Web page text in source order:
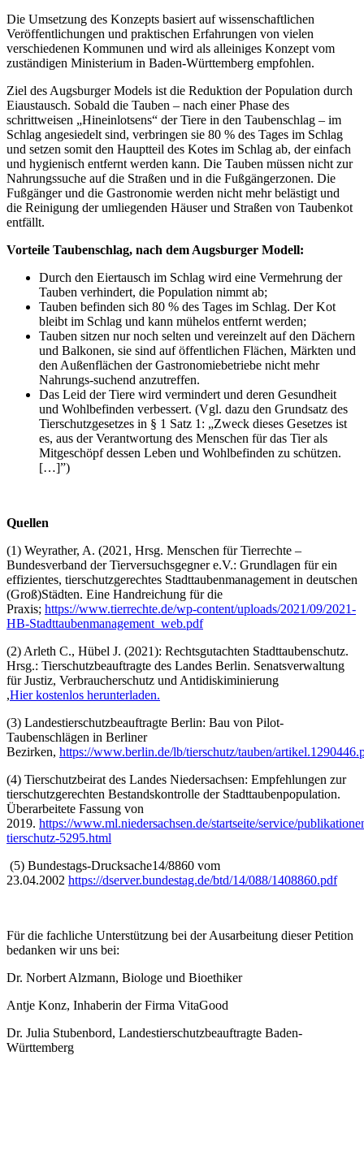
Die Umsetzung des Konzepts basiert auf wissenschaftlichen
Veröffentlichungen und praktischen Erfahrungen von vielen
verschiedenen Kommunen und wird als alleiniges Konzept vom
zuständigen Ministerium in Baden-Württemberg empfohlen.
Ziel des Augsburger Models ist die Reduktion der Population durch
Eiaustausch. Sobald die Tauben – nach einer Phase des
schrittweisen „Hineinlotsens“ der Tiere in den Taubenschlag – im
Schlag angesiedelt sind, verbringen sie 80 % des Tages im Schlag
und setzen somit den Hauptteil des Kotes im Schlag ab, der einfach
und hygienisch entfernt werden kann. Die Tauben müssen nicht zur
Nahrungssuche auf die Straßen und in die Fußgängerzonen. Die
Fußgänger und die Gastronomie werden nicht mehr belästigt und
die Reinigung der umliegenden Häuser und Straßen von Taubenkot
entfällt.
Vorteile Taubenschlag, nach dem Augsburger Modell:
Durch den Eiertausch im Schlag wird eine Vermehrung der
Tauben verhindert, die Population nimmt ab;
Tauben befinden sich 80 % des Tages im Schlag. Der Kot
bleibt im Schlag und kann mühelos entfernt werden;
Tauben sitzen nur noch selten und vereinzelt auf den Dächern
und Balkonen, sie sind auf öffentlichen Flächen, Märkten und
den Außenflächen der Gastronomiebetriebe nicht mehr
Nahrungs-suchend anzutreffen.
Das Leid der Tiere wird vermindert und deren Gesundheit
und Wohlbefinden verbessert. (Vgl. dazu den Grundsatz des
Tierschutzgesetzes in § 1 Satz 1: „Zweck dieses Gesetzes ist
es, aus der Verantwortung des Menschen für das Tier als
Mitgeschöpf dessen Leben und Wohlbefinden zu schützen.
[…]”)
Quellen
(1) Weyrather, A. (2021, Hrsg. Menschen für Tierrechte –
Bundesverband der Tierversuchsgegner e.V.: Grundlagen für ein
effizientes, tierschutzgerechtes Stadttaubenmanagement in deutschen
(Groß)Städten. Eine Handreichung für die
Praxis; https://www.tierrechte.de/wp-content/uploads/2021/09/2021-
HB-Stadttaubenmanagement_web.pdf
(2) Arleth C., Hübel J. (2021): Rechtsgutachten Stadttaubenschutz.
Hrsg.: Tierschutzbeauftragte des Landes Berlin. Senatsverwaltung
für Justiz, Verbraucherschutz und Antidiskiminierung
,Hier kostenlos herunterladen.
(3) Landestierschutzbeauftragte Berlin: Bau von Pilot-
Taubenschlägen in Berliner
Bezirken, https://www.berlin.de/lb/tierschutz/tauben/
(4) Tierschutzbeirat des Landes Niedersachsen: Empfehlungen zur
tierschutzgerechten Bestandskontrolle der Stadttaubenpopulation.
Überarbeitete Fassung von
2019. https://www.ml.niedersachsen.de/startseite/service/
tierschutz-5295.html
(5) Bundestags-Drucksache14/8860 vom
23.04.2002 https://dserver.bundestag.de/btd/14/088/1408860.pdf
Für die fachliche Unterstützung bei der Ausarbeitung dieser Petition
bedanken wir uns bei:
Dr. Norbert Alzmann, Biologe und Bioethiker
Antje Konz, Inhaberin der Firma VitaGood
Dr. Julia Stubenbord, Landestierschutzbeauftragte Baden-
Württemberg